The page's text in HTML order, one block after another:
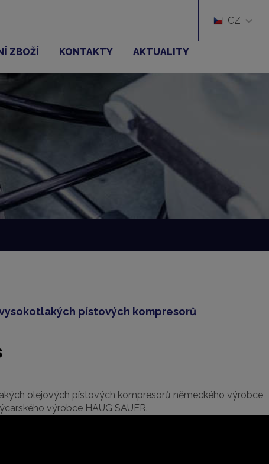
CZ
ZBOŽÍ KONTAKTY AKTUALITY
pístových kompresorů
olejových pístových kompresorů německého výrobce
výrobce HAUG SAUER.